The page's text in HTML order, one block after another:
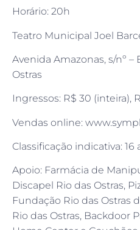
Horário: 20h
Teatro Municipal Joel
Avenida Amazonas, s/nº –
Ostras
Ingressos: R$ 30 (inteira),
Vendas online:
Classificação indicativa: 16
Apoio: Farmácia de
Discapel Rio das Ostras,
Fundação Rio das Ostras
Rio das Ostras, Backdoor